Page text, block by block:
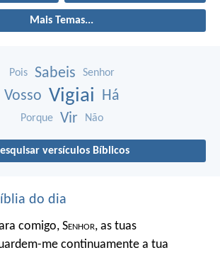
Mais Temas...
Pois Sabeis Senhor
Vosso Vigiai Há
Porque Vir Não
versículos Bíblicos
do dia
comigo, Senhor, as tuas
me continuamente a tua